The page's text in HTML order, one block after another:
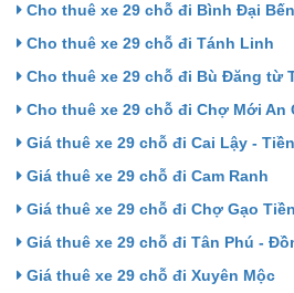
Cho thuê xe 29 chỗ đi Bình Đại
Cho thuê xe 29 chỗ đi Tánh Linh
Cho thuê xe 29 chỗ đi Bù Đăng từ
Cho thuê xe 29 chỗ đi Chợ Mới An
Giá thuê xe 29 chỗ đi Cai Lậy -
Giá thuê xe 29 chỗ đi Cam Ranh
Giá thuê xe 29 chỗ đi Chợ Gạo
Giá thuê xe 29 chỗ đi Tân Phú -
Giá thuê xe 29 chỗ đi Xuyên Mộc